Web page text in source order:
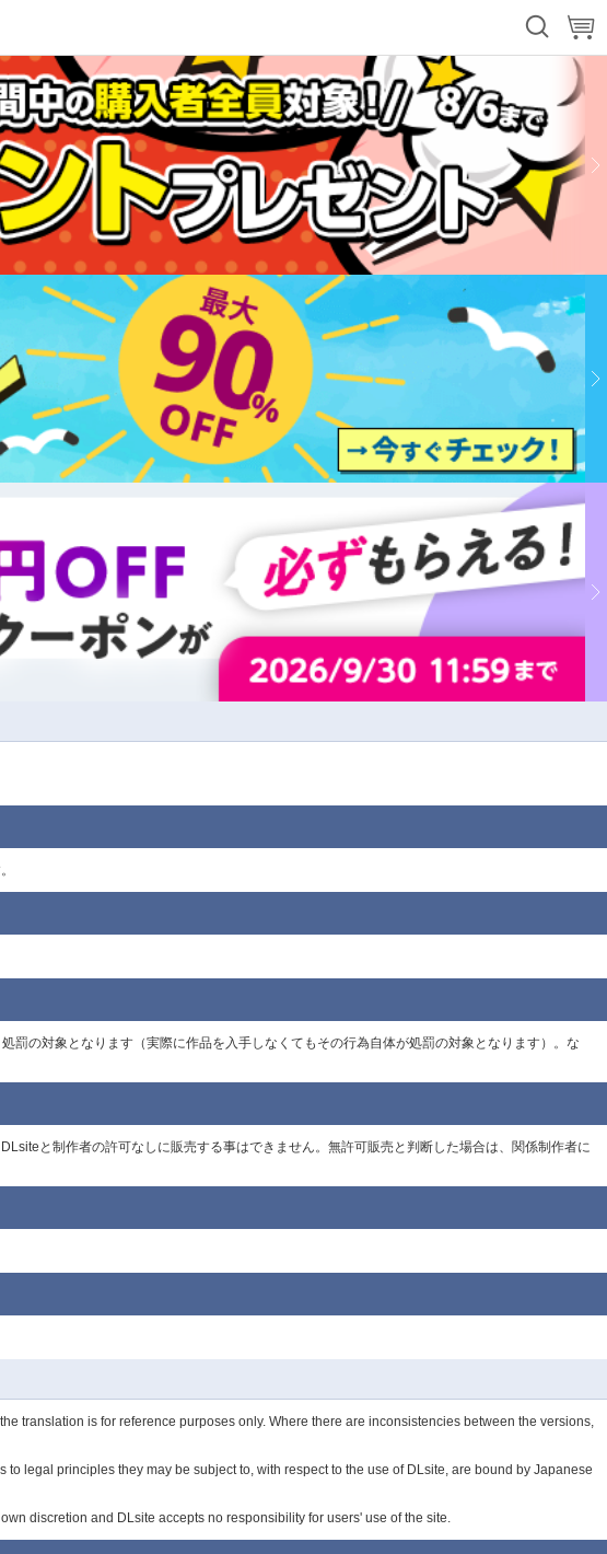
の対象となります（実際に作品を入手しなくてもその行為自体が処罰の対象となります）。な
と制作者の許可なしに販売する事はできません。無許可販売と判断した場合は、関係制作者に
translation is for reference purposes only. Where there are inconsistencies between the versions,
legal principles they may be subject to, with respect to the use of DLsite, are bound by Japanese
discretion and DLsite accepts no responsibility for users' use of the site.